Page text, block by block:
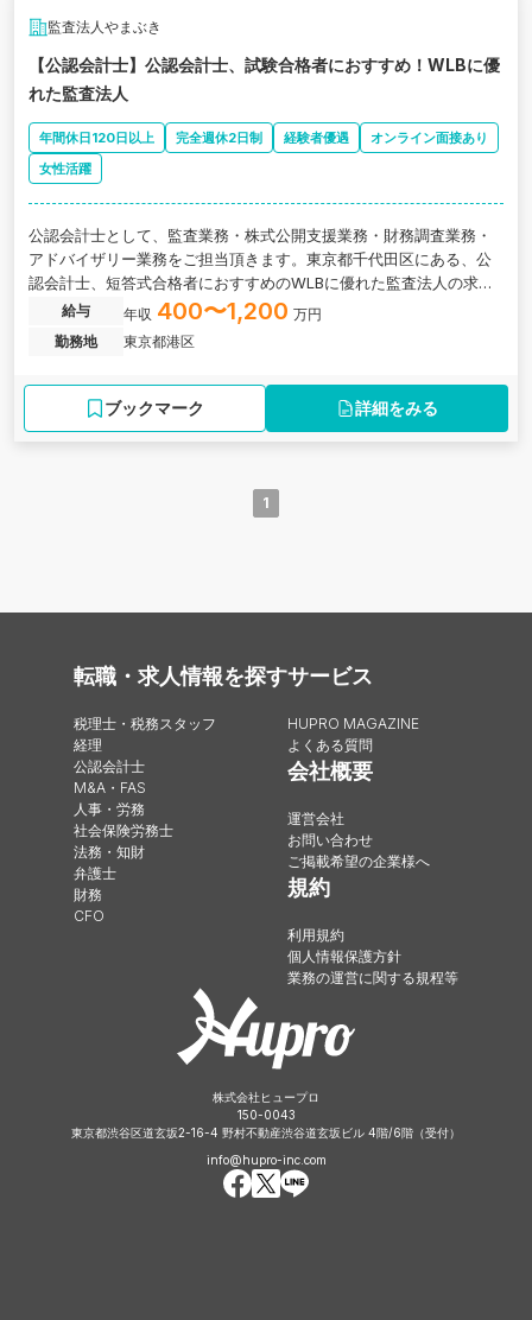
監査法人やまぶき
【公認会計士】公認会計士、試験合格者におすすめ！WLBに優
れた監査法人
年間休日120日以上 完全週休2日制 経験者優遇
オンライン面接あり
女性活躍
公認会計士として、監査業務・株式公開支援業務・財務調査業務・
アドバイザリー業務をご担当頂きます。東京都千代田区にある、公
認会計士、短答式合格者におすすめのWLBに優れた監査法人の求人
です。給与 年収 400〜1,200 万円
勤務地
東京都港区
ブックマーク 詳細をみる
1
転職・求人情報を探す
税理士・税務スタッフ
経理
公認会計士
M&A・FAS
人事・労務
社会保険労務士
法務・知財
弁護士
財務
CFO
サービス
HUPRO MAGAZINE
よくある質問
会社概要
運営会社
お問い合わせ
ご掲載希望の企業様へ
規約
利用規約
個人情報保護方針
業務の運営に関する規程等
株式会社ヒュープロ
150-0043
東京都渋谷区道玄坂2-16-4 野村不動産渋谷道玄坂ビル 4階/6階（受付）
info@hupro-inc.com